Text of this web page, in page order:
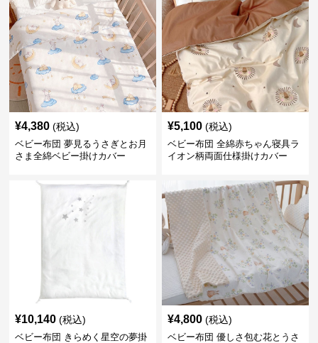
¥4,380 (税込)
ベビー布団 夢見るうさぎとお月
さま全綿ベビー掛けカバー
¥5,100 (税込)
ベビー布団 全綿赤ちゃん寝具ラ
イオン柄両面仕様掛けカバー
¥10,140 (税込)
ベビー布団 きらめく星空の夢掛
¥4,800 (税込)
ベビー布団 優しさ包む花とうさ